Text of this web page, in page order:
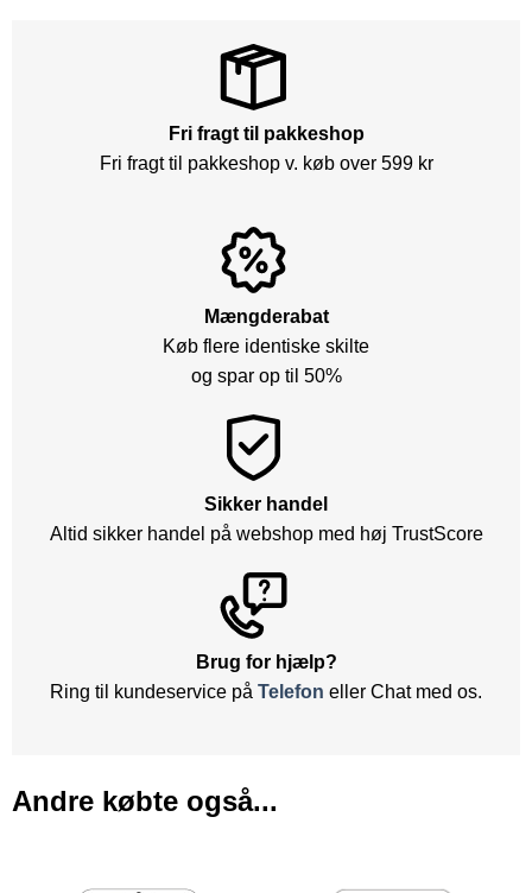
Fri fragt til pakkeshop
Fri fragt til pakkeshop v. køb over 599 kr
Mængderabat
Køb flere identiske skilte
og spar op til 50%
Sikker handel
Altid sikker handel på webshop med høj TrustScore
Brug for hjælp?
Ring til kundeservice på Telefon eller Chat med os.
Andre købte også...